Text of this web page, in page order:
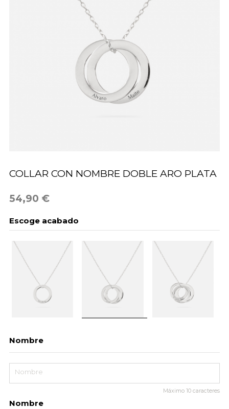
COLLAR CON NOMBRE DOBLE ARO PLATA
54,90 €
Escoge acabado
Nombre
Máximo 10 caracteres
Nombre